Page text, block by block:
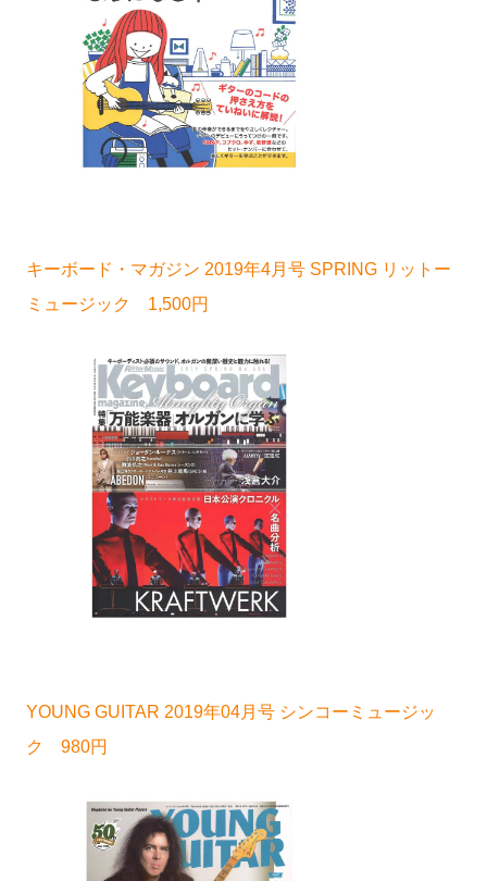
キーボード・マガジン 2019年4月号 SPRING リットー
ミュージック 1,500円
YOUNG GUITAR 2019年04月号 シンコーミュージッ
ク 980円